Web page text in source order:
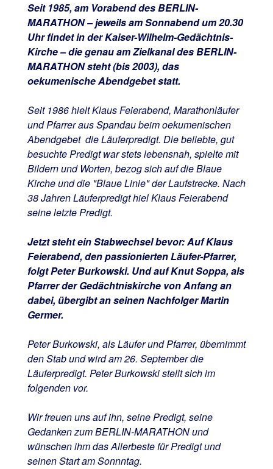
Seit 1985, am Vorabend des BERLIN-
MARATHON – jeweils am Sonnabend um 20.30
Uhr findet in der Kaiser-Wilhelm-Gedächtnis-
Kirche – die genau am Zielkanal des BERLIN-
MARATHON steht (bis 2003), das
oekumenische Abendgebet statt.
Seit 1986 hielt Klaus Feierabend, Marathonläufer
und Pfarrer aus Spandau beim oekumenischen
Abendgebet die Läuferpredigt. Die beliebte, gut
besuchte Predigt war stets lebensnah, spielte mit
Bildern und Worten, bezog sich auf die Blaue
Kirche und die "Blaue Linie" der Laufstrecke. Nach
38 Jahren Läuferpredigt hiel Klaus Feierabend
seine letzte Predigt.
Jetzt steht ein Stabwechsel bevor: Auf Klaus
Feierabend, den passionierten Läufer-Pfarrer,
folgt Peter Burkowski. Und auf Knut Soppa, als
Pfarrer der Gedächtniskirche von Anfang an
dabei, übergibt an seinen Nachfolger Martin
Germer.
Peter Burkowski, als Läufer und Pfarrer, übernimmt
den Stab und wird am 26. September die
Läuferpredigt. Peter Burkowski stellt sich im
folgenden vor.
Wir freuen uns auf ihn, seine Predigt, seine
Gedanken zum BERLIN-MARATHON und
wünschen ihm das Allerbeste für Predigt und
seinen Start am Sonnntag.